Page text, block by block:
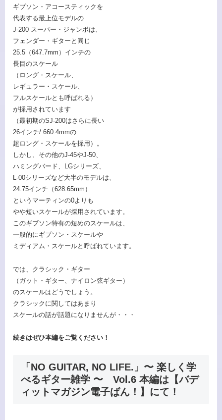
ギブソン・アコースティックを
代表する最上位モデルの
J-200 スーパー・ジャンボは、
フェンダー・ギターと同じ
25.5（647.7mm）インチの
長目のスケール
（ロング・スケール、
レギュラー・スケール、
フルスケールとも呼ばれる）
が採用されています
（最初期のSJ-200はさらに長い
26インチ/ 660.4mmの
超ロング・スケールを採用）。
しかし、その他のJ-45やJ-50、
ハミングバード、LGシリーズ、
L-00シリーズなど大半のモデルは、
24.75インチ（628.65mm）
というマーティンの0よりも
やや短いスケールが採用されています。
このギブソン特有の短めのスケールは、
一般的にギブソン・スケールや
ミディアム・スケールと呼ばれています。
では、クラシック・ギター
（ガット・ギター、ナイロン弦ギター）
のスケールはどうでしょう。
クラシックに関してはあまり
スケールの話が話題になりませんが・・・
続きはぜひ本編をご覧ください！
「NO GUITAR, NO LIFE.」〜 楽しく学
べるギター雑学 〜 Vol.6 本編は【バデ
ィットマガジン電子ばん！】にて！